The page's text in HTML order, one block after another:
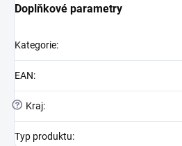
Doplňkové parametry
Kategorie:
EAN:
? Kraj:
Typ produktu: